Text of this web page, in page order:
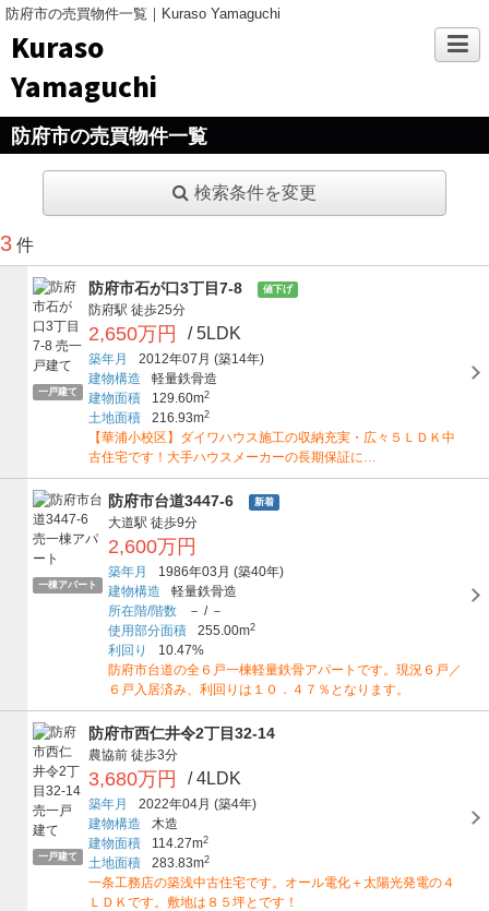
防府市の売買物件一覧｜Kuraso Yamaguchi
Kuraso
Yamaguchi
防府市の売買物件一覧
検索条件を変更
3 件
一戸建て
防府市石が口3丁目7-8 値下げ
防府駅 徒歩25分
2,650万円 / 5LDK
築年月 2012年07月 (築14年)
建物構造
軽量鉄骨造
建物面積
129.60m2
土地面積 216.93m2
【華浦小校区】ダイワハウス施工の収納充実・広々５ＬＤＫ中
古住宅です！大手ハウスメーカーの長期保証に…
一棟アパート
防府市台道3447-6 新着
大道駅 徒歩9分
2,600万円
築年月 1986年03月 (築40年)
建物構造
軽量鉄骨造
所在階/階数
－ /－
使用部分面積
255.00m2
利回り
10.47%
防府市台道の全６戸一棟軽量鉄骨アパートです。現況６戸／
６戸入居済み、利回りは１０．４７％となります。
一戸建て
防府市西仁井令2丁目32-14
農協前 徒歩3分
3,680万円 / 4LDK
築年月 2022年04月 (築4年)
建物構造
木造
建物面積
114.27m2
土地面積 283.83m2
一条工務店の築浅中古住宅です。オール電化＋太陽光発電の４
ＬＤＫです。敷地は８５坪とです！